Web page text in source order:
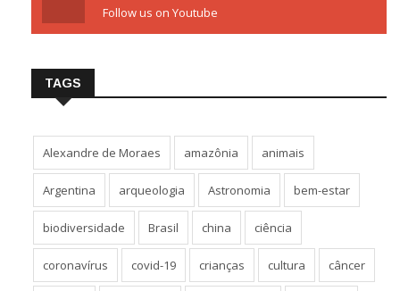
Follow us on Youtube
TAGS
Alexandre de Moraes amazônia animais
Argentina arqueologia Astronomia bem-estar
biodiversidade Brasil china ciência
coronavírus covid-19 crianças cultura câncer